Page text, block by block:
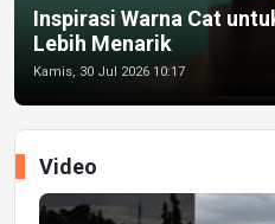
Inspirasi Warna Cat
Lebih Menarik
Kamis, 30 Jul 2026 10:17
Video